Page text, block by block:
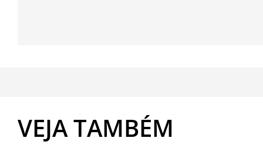
VEJA TAMBÉM